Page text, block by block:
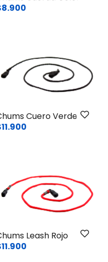
Cuero Verde
Leash Rojo